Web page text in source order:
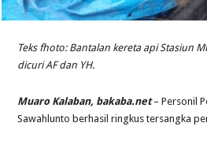
Teks fhoto: Bantalan kereta api Stasiun
dicuri AF dan YH.
Muaro Kalaban, bakaba.net – Personil
Sawahlunto berhasil ringkus tersangka